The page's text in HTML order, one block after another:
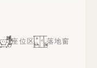
座位区
落地窗